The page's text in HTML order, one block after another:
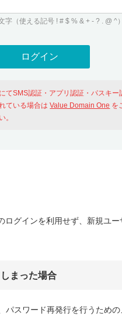
（使える記号 ! # $ % & + - ? . @ ^）
てSMS認証・アプリ認証・パスキー
ている場合はValue Domain One を
。
ログインを利用せず、新規ユ
まった場合
パスワード再発行を行うため